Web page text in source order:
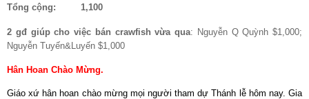
Tổng cộng: 1,100
2 gđ giúp cho việc bán crawfish vừa qua: Nguyễn Q Quỳnh $1,000;
Nguyễn Tuyến&Luyến $1,000
Hân Hoan Chào Mừng.
Giáo xứ hân hoan chào mừng mọi người tham dự Thánh lễ hôm nay. Gia